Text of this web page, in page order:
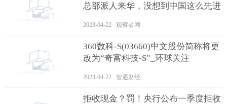
总部派人来华，没想到中国这么先进
2023-04-22 观察者网
360数科-S(03660)中文股份简称将更
改为“奇富科技-S”_环球关注
2023-04-22 智通财经
拒收现金？罚！央行公布一季度拒收